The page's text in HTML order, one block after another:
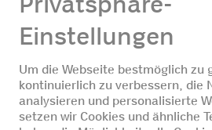
Jobangebote